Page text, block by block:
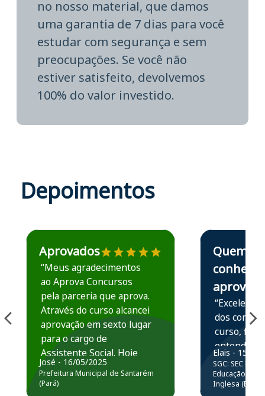
no nosso material, que damos
uma garantia de 7 dias para você
estudar com segurança e sem
preocupações. Se você não
estiver satisfeito, devolvemos
100% do valor investido.
Depoimentos
Estudante José recomenda o Aprova Concursos em
Aprovados
“Meus agradecimentos
ao Aprova Concursos
pela parceria que aprova.
Através do curso alcancei
aprovação em sexto lugar
para o cargo de
Assistente Social. Hoje
estou atuando na
Prefeitura de Santarém.
José - 16/05/2025
Prefeitura Municipal de Santarém
(Pará)
Estudante Elais
Quem
conhece,
aprova
“Excelente
dos
curso,
entender e
prática
resolução
questões.”
Elais - 15/07/
SGC: SEC BA
Educação
Inglesa (Edital